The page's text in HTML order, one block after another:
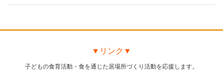
▼リンク▼
子どもの食育活動・食を通じた居場所づくり活動を応援します。